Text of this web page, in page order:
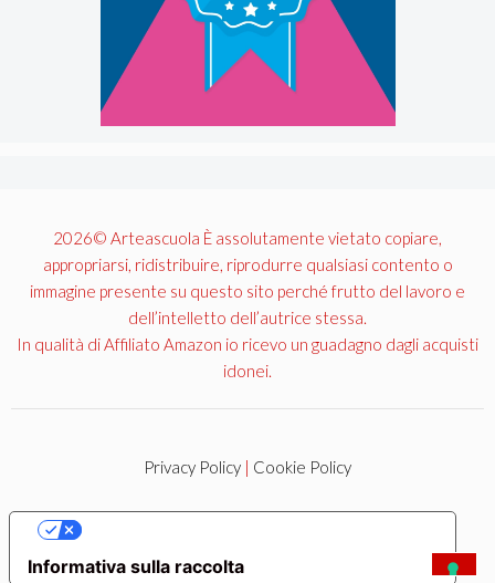
2026© Arteascuola È assolutamente vietato copiare,
appropriarsi, ridistribuire, riprodurre qualsiasi contento o
immagine presente su questo sito perché frutto del lavoro e
dell’intelletto dell’autrice stessa.
In qualità di Affiliato Amazon io ricevo un guadagno dagli acquisti
idonei.
Privacy Policy | Cookie Policy
Informativa sulla raccolta